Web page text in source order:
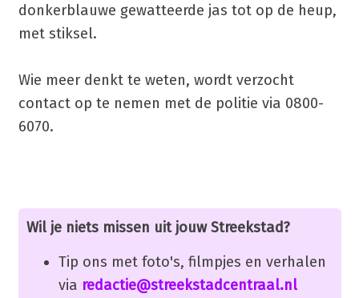
donkerblauwe gewatteerde jas tot op de heup,
met stiksel.
Wie meer denkt te weten, wordt verzocht
contact op te nemen met de politie via 0800-
6070.
Wil je niets missen uit jouw Streekstad?
Tip ons met foto's, filmpjes en verhalen
via redactie@streekstadcentraal.nl